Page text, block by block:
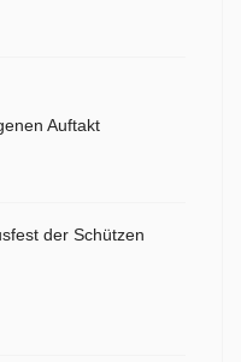
Auftakt
der Schützen